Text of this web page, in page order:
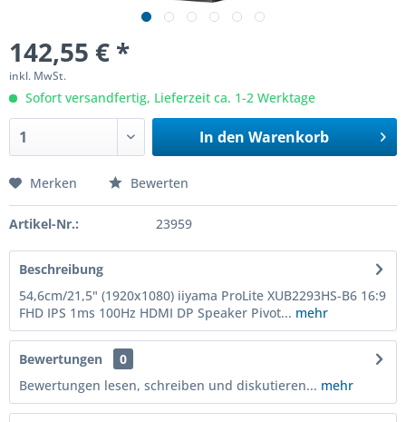
142,55 € *
inkl. MwSt.
Sofort versandfertig, Lieferzeit ca. 1-2 Werktage
In den Warenkorb
Merken Bewerten
Artikel-Nr.: 23959
Beschreibung
54,6cm/21,5" (1920x1080) iiyama ProLite XUB2293HS-B6 16:9
FHD IPS 1ms 100Hz HDMI DP Speaker Pivot... mehr
Bewertungen
0
Bewertungen lesen, schreiben und diskutieren... mehr